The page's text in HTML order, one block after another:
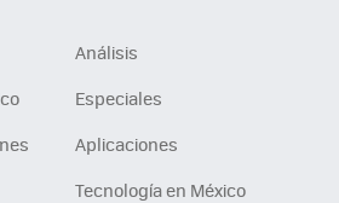
Análisis
Especiales
Aplicaciones
Tecnología en México